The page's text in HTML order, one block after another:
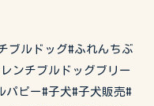
ブルドッグ#ふれんちぶ
ンチブルドッグブリー
パピー#子犬#子犬販売#